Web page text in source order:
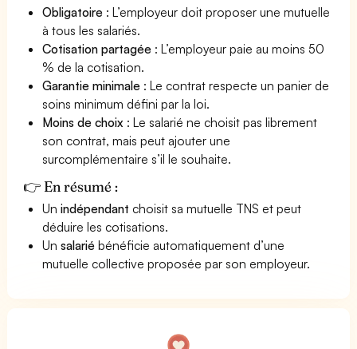
Obligatoire : L’employeur doit proposer une mutuelle
à tous les salariés.
Cotisation partagée : L’employeur paie au moins 50
% de la cotisation.
Garantie minimale : Le contrat respecte un panier de
soins minimum défini par la loi.
Moins de choix : Le salarié ne choisit pas librement
son contrat, mais peut ajouter une
surcomplémentaire s’il le souhaite.
👉 En résumé :
Unindépendant choisit sa mutuelle TNS et peut
déduire les cotisations.
Unsalarié bénéficie automatiquement d’une
mutuelle collective proposée par son employeur.